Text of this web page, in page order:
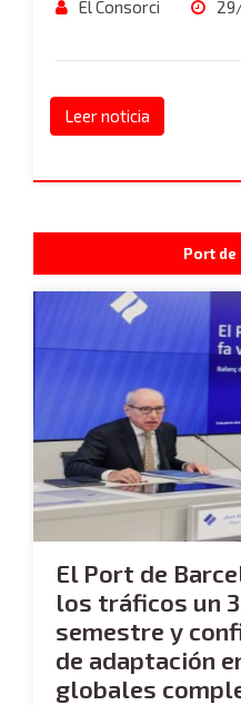
El Consorci
Leer noticia
Port de
El Port de
los tráficos un
semestre y
de adaptación
globales